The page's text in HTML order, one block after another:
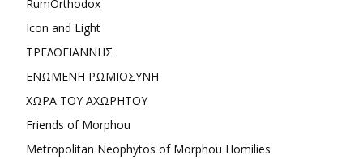
RumOrthodox
Icon and Light
ΤΡΕΛΟΓΙΑΝΝΗΣ
ΕΝΩΜΕΝΗ ΡΩΜΙΟΣΥΝΗ
ΧΩΡΑ ΤΟΥ ΑΧΩΡΗΤΟΥ
Friends of Morphou
Metropolitan Neophytos of Morphou Homilies